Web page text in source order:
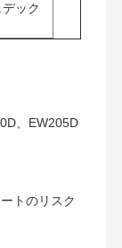
ック
、EW205D
トのリスク